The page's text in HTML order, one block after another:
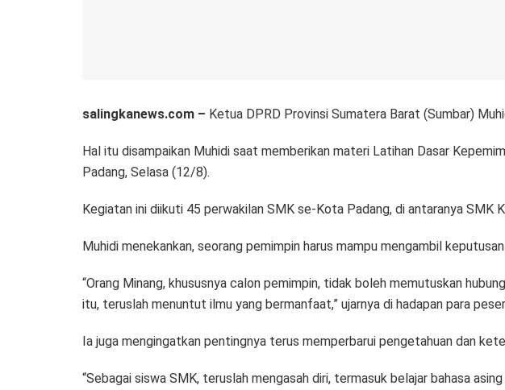
salingkanews.com – Ketua DPRD Provinsi Sumatera Barat (Sumbar)
Hal itu disampaikan Muhidi saat memberikan materi Latihan Dasar
Padang, Selasa (12/8).
Kegiatan ini diikuti 45 perwakilan SMK se-Kota Padang, di antaranya SMK
Muhidi menekankan, seorang pemimpin harus mampu mengambil
“Orang Minang, khususnya calon pemimpin, tidak boleh memutuskan
itu, teruslah menuntut ilmu yang bermanfaat,” ujarnya di hadapan para
Ia juga mengingatkan pentingnya terus memperbarui pengetahuan dan
“Sebagai siswa SMK, teruslah mengasah diri, termasuk belajar bahasa